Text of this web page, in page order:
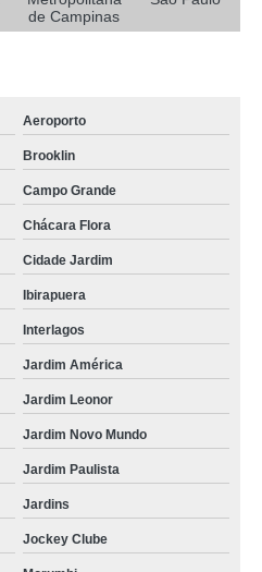
de Campinas
Aeroporto
Brooklin
Campo Grande
Chácara Flora
Cidade Jardim
Ibirapuera
Interlagos
Jardim América
Jardim Leonor
Jardim Novo Mundo
Jardim Paulista
Jardins
Jockey Clube